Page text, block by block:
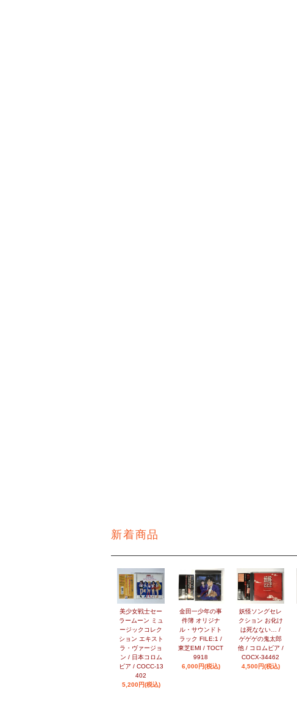
新着商品
美少女戦士セー
ラームーン ミュ
ージックコレク
ション エキスト
ラ・ヴァージョ
ン / 日本コロム
ビア / COCC-13
402
5,200円(税込)
金田一少年の事
件簿 オリジナ
ル・サウンドト
ラック FILE:1 /
東芝EMI / TOCT
9918
6,000円(税込)
妖怪ソングセレ
クション お化け
は死なない… /
ゲゲゲの鬼太郎
他 / コロムビア /
COCX-34462
4,500円(税込)